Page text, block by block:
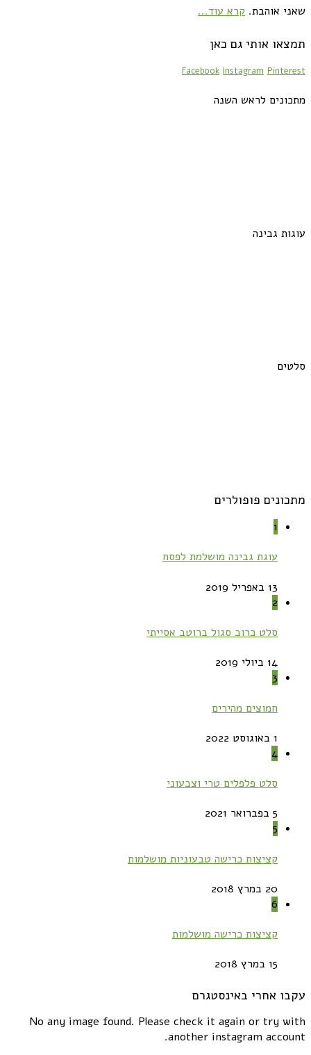
שאני אוהבת. קרא עוד...
תמצאו אותי גם כאן
Facebook Instagram Pinterest
מתכונים לראש השנה
עוגות גבינה
סלטים
מתכונים פופולרים
1
עוגת גבינה מושלמת לפסח
13 באפריל 2019
2
סלט כרוב סגול ברוטב אסייתי
14 ביולי 2019
3
חמוצים מהירים
1 באוגוסט 2022
4
סלט פלפלים טרי וצבעוני
5 בפברואר 2021
5
קציצות כרישה טבעוניות מושלמות
20 במרץ 2018
6
קציצות כרישה מושלמות
15 במרץ 2018
עקבו אחרי באינסטגרם
No any image found. Please check it again or try with
another instagram account.